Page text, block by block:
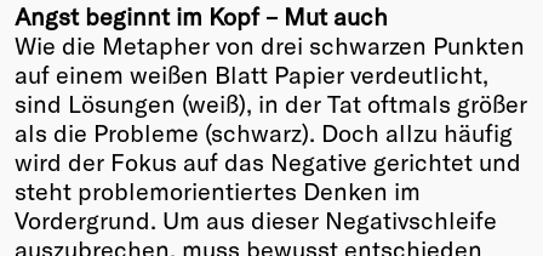
Angst beginnt im Kopf – Mut auch
Wie die Metapher von drei schwarzen Punkten
auf einem weißen Blatt Papier verdeutlicht,
sind Lösungen (weiß), in der Tat oftmals größer
als die Probleme (schwarz). Doch allzu häufig
wird der Fokus auf das Negative gerichtet und
steht problemorientiertes Denken im
Vordergrund. Um aus dieser Negativschleife
auszubrechen, muss bewusst entschieden